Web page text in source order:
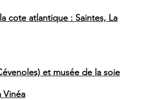
cote atlantique : Saintes, La
et musée de la soie
Vinéa